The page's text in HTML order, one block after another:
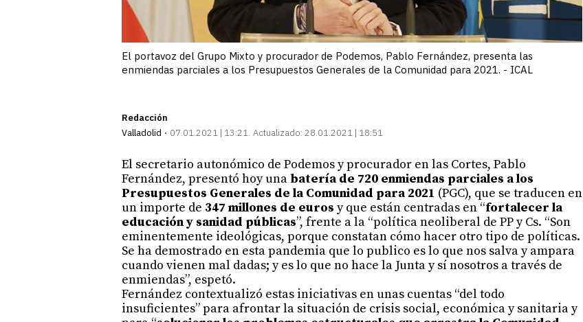
El portavoz del Grupo Mixto y procurador de Podemos, Pablo Fernández, presenta las
enmiendas parciales a los Presupuestos Generales de la Comunidad para 2021. - ICAL
Redacción
Valladolid
07.01.2021 | 13:21 Actualizado: 28.01.2021 | 18:51
El secretario autonómico de Podemos y procurador en las Cortes, Pablo
Fernández, presentó hoy una batería de 720 enmiendas parciales a los
Presupuestos Generales de la Comunidad para 2021 (PGC), que se traducen en
un importe de 347 millones de euros y que están centradas en “fortalecer la
educación y sanidad públicas”, frente a la “política neoliberal de PP y Cs. “Son
eminentemente ideológicas, porque constatan cómo hacer otro tipo de políticas.
Se ha demostrado en esta pandemia que lo publico es lo que nos salva y ampara
cuando vienen mal dadas; y es lo que no hace la Junta y sí nosotros a través de
enmiendas”, espetó.
Fernández contextualizó estas iniciativas en unas cuentas “del todo
insuficientes” para afrontar la situación de crisis social, económica y sanitaria y